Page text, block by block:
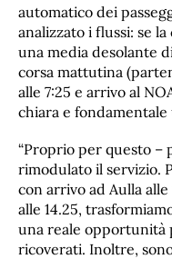
automatico dei
analizzato i flussi: se
una media desolante
corsa mattutina
alle 7:25 e arrivo al
chiara e fondamentale
“Proprio per questo –
rimodulato il servizio.
con arrivo ad Aulla
alle 14.25,
una reale opportunità
ricoverati. Inoltre,